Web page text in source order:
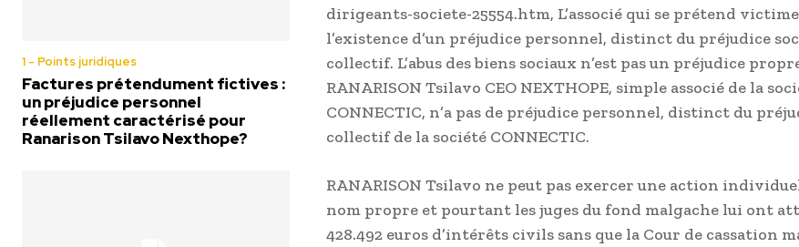
1 - Points juridiques
Factures prétendument fictives :
un préjudice personnel
réellement caractérisé pour
Ranarison Tsilavo Nexthope?
dirigeants-societe-25554.htm, L’associé qui se prétend
l’existence d’un préjudice personnel, distinct du préjudice
collectif. L’abus des biens sociaux n’est pas un préjudice
RANARISON Tsilavo CEO NEXTHOPE, simple associé de la
CONNECTIC, n’a pas de préjudice personnel, distinct du
collectif de la société CONNECTIC.
RANARISON Tsilavo ne peut pas exercer une action
nom propre et pourtant les juges du fond malgache lui ont
428.492 euros d’intérêts civils sans que la Cour de cassation